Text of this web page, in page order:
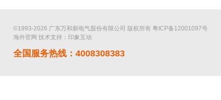
©1993-2026 广东万和新电气股份有限公司 版权所有 粤ICP备12001097号
海外官网 技术支持：印象互动
全国服务热线：4008308383